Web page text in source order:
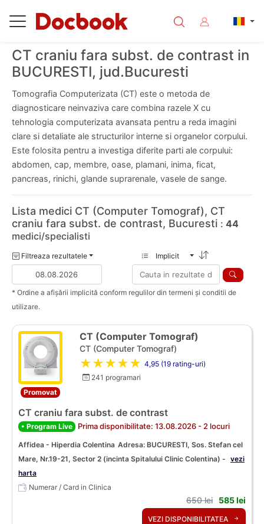
CT craniu fara subst. de contrast in
BUCURESTI, jud.Bucuresti
Tomografia Computerizata (CT) este o metoda de
diagnosticare neinvaziva care combina razele X cu
tehnologia computerizata avansata pentru a reda imagini
clare si detaliate ale structurilor interne si organelor corpului.
Este folosita pentru a investiga diferite parti ale corpului:
abdomen, cap, membre, oase, plamani, inima, ficat,
pancreas, rinichi, glande suprarenale, vasele de sange.
Lista medici CT (Computer Tomograf), CT
craniu fara subst. de contrast, Bucuresti : 44
medici/specialisti
Filtreaza rezultatele Implicit
* Ordine a afișării implicită conform regulilor din termeni și conditii de
utilizare.
Promovat
CT (Computer Tomograf)
CT (Computer Tomograf)
★★★★★ 4,95 (19 rating-uri)
241 programari
CT craniu fara subst. de contrast
• Program Live Prima disponibilitate: 13.08.2026 - 2 locuri
Affidea - Hiperdia Colentina Adresa: BUCURESTI, Sos. Stefan cel
Mare, Nr.19-21, Sector 2 (incinta Spitalului Clinic Colentina) - vezi
harta
Numerar / Card in Clinica
650 lei 585 lei
VEZI DISPONIBILITATEA